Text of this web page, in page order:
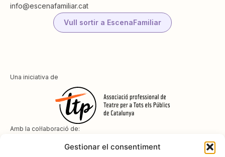
Gestionar el consentiment
info@escenafamiliar.cat
Vull sortir a EscenaFamiliar
Una iniciativa de
Amb la col·laboració de: